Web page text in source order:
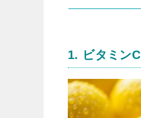
1. ビタミンC